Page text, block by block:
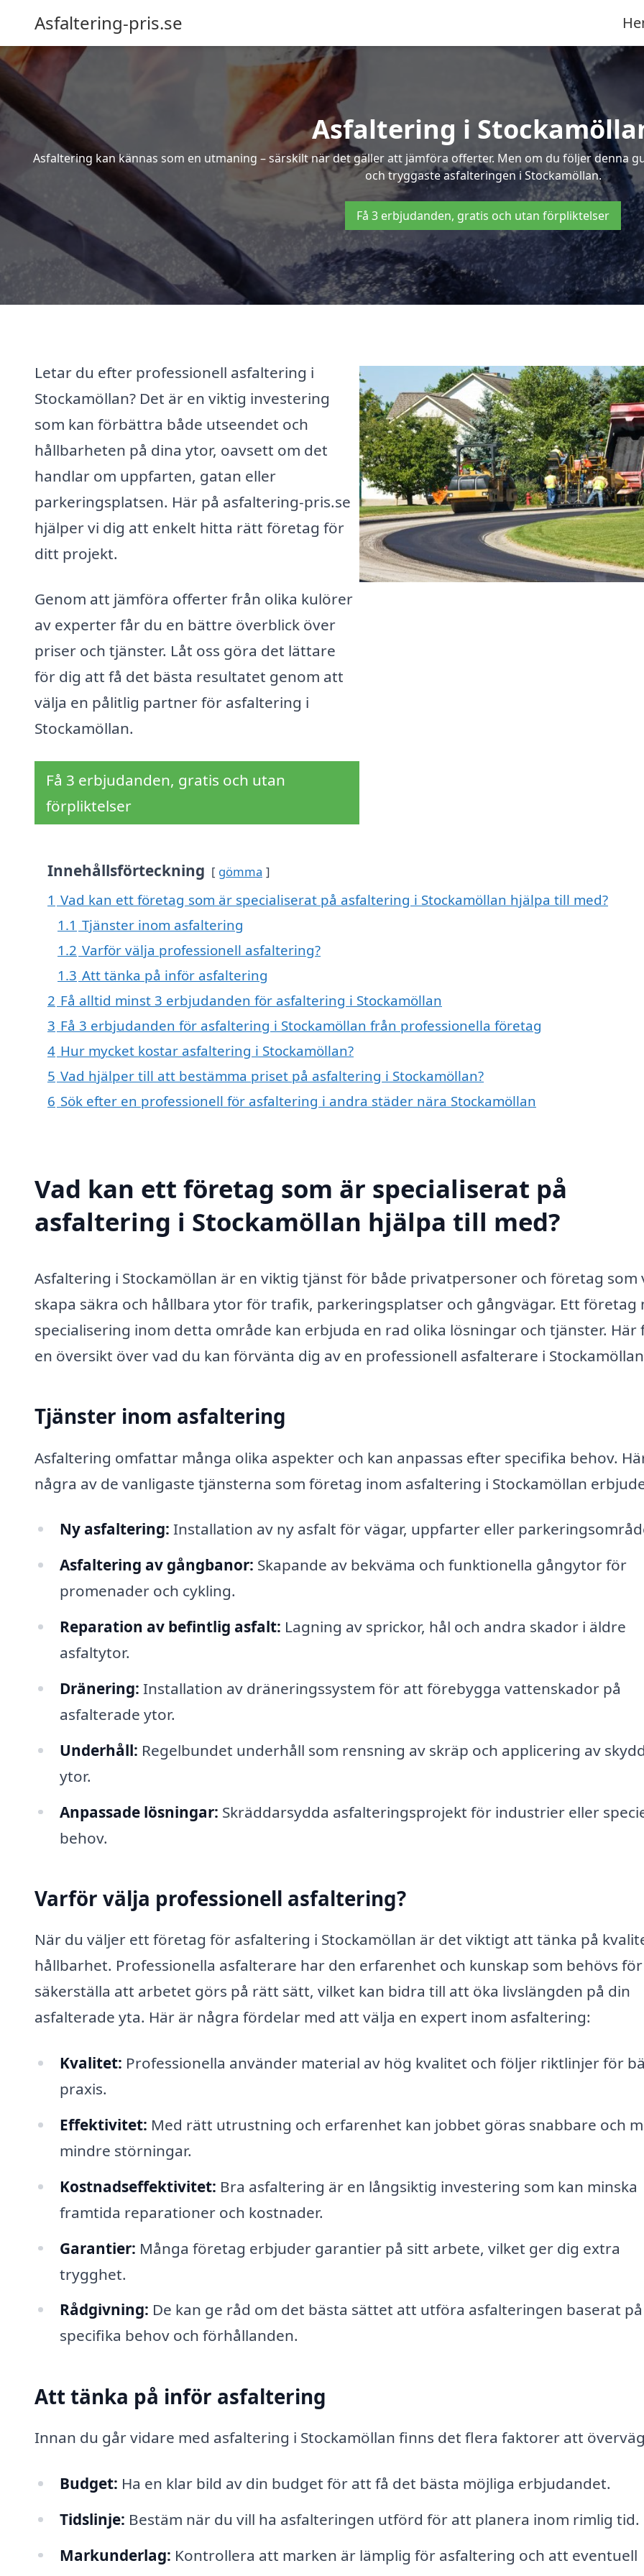
Asfaltering-pris.se
Asfaltering i
Asfaltering kan kännas som en utmaning – särskilt när det gäller att jämföra offerter. Men om du följer denna
och tryggaste asfalteringen i Stockamöllan.
Få 3 erbjudanden, gratis och utan förpliktelser
Letar du efter professionell asfaltering i
Stockamöllan? Det är en viktig investering
som kan förbättra både utseendet och
hållbarheten på dina ytor, oavsett om det
handlar om uppfarten, gatan eller
parkeringsplatsen. Här på asfaltering-pris.se
hjälper vi dig att enkelt hitta rätt företag för
ditt projekt.
Genom att jämföra offerter från olika kulörer
av experter får du en bättre överblick över
priser och tjänster. Låt oss göra det lättare
för dig att få det bästa resultatet genom att
välja en pålitlig partner för asfaltering i
Stockamöllan.
Få 3 erbjudanden, gratis och utan
förpliktelser
Innehållsförteckning gömma
1 Vad kan ett företag som är specialiserat på asfaltering i Stockamöllan hjälpa till med?
1.1 Tjänster inom asfaltering
1.2 Varför välja professionell asfaltering?
1.3 Att tänka på inför asfaltering
2 Få alltid minst 3 erbjudanden för asfaltering i Stockamöllan
3 Få 3 erbjudanden för asfaltering i Stockamöllan från professionella företag
4 Hur mycket kostar asfaltering i Stockamöllan?
5 Vad hjälper till att bestämma priset på asfaltering i Stockamöllan?
6 Sök efter en professionell för asfaltering i andra städer nära Stockamöllan
Vad kan ett företag som är specialiserat på
asfaltering i Stockamöllan hjälpa till med?
Asfaltering i Stockamöllan är en viktig tjänst för både privatpersoner och företag som
skapa säkra och hållbara ytor för trafik, parkeringsplatser och gångvägar. Ett företag
specialisering inom detta område kan erbjuda en rad olika lösningar och tjänster. Här
en översikt över vad du kan förvänta dig av en professionell asfalterare i
Tjänster inom asfaltering
Asfaltering omfattar många olika aspekter och kan anpassas efter specifika behov.
några av de vanligaste tjänsterna som företag inom asfaltering i Stockamöllan
Ny asfaltering: Installation av ny asfalt för vägar, uppfarter eller
Asfaltering av gångbanor: Skapande av bekväma och funktionella gångytor för
promenader och cykling.
Reparation av befintlig asfalt: Lagning av sprickor, hål och andra skador i äldre
asfaltytor.
Dränering: Installation av dräneringssystem för att förebygga vattenskador på
asfalterade ytor.
Underhåll: Regelbundet underhåll som rensning av skräp och applicering av
ytor.
Anpassade lösningar: Skräddarsydda asfalteringsprojekt för industrier eller
behov.
Varför välja professionell asfaltering?
När du väljer ett företag för asfaltering i Stockamöllan är det viktigt att tänka på
hållbarhet. Professionella asfalterare har den erfarenhet och kunskap som behövs
säkerställa att arbetet görs på rätt sätt, vilket kan bidra till att öka livslängden på din
asfalterade yta. Här är några fördelar med att välja en expert inom asfaltering:
Kvalitet: Professionella använder material av hög kvalitet och följer riktlinjer för
praxis.
Effektivitet: Med rätt utrustning och erfarenhet kan jobbet göras snabbare och
mindre störningar.
Kostnadseffektivitet: Bra asfaltering är en långsiktig investering som kan minska
framtida reparationer och kostnader.
Garantier: Många företag erbjuder garantier på sitt arbete, vilket ger dig extra
trygghet.
Rådgivning: De kan ge råd om det bästa sättet att utföra asfalteringen baserat
specifika behov och förhållanden.
Att tänka på inför asfaltering
Innan du går vidare med asfaltering i Stockamöllan finns det flera faktorer att
Budget: Ha en klar bild av din budget för att få det bästa möjliga erbjudandet.
Tidslinje: Bestäm när du vill ha asfalteringen utförd för att planera inom rimlig tid.
Markunderlag: Kontrollera att marken är lämplig för asfaltering och att eventuell